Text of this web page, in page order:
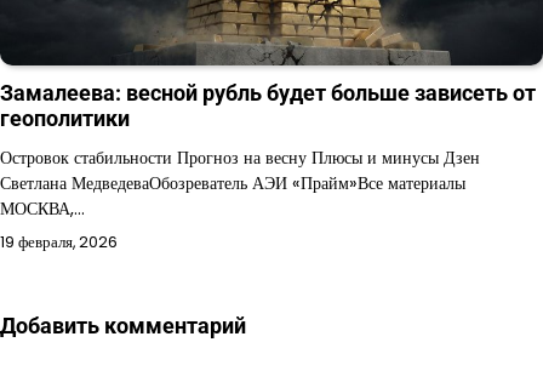
Замалеева: весной рубль будет больше зависеть от
геополитики
Островок стабильности Прогноз на весну Плюсы и минусы Дзен
Светлана МедведеваОбозреватель АЭИ «Прайм»Все материалы
МОСКВА,…
19 февраля, 2026
Добавить комментарий